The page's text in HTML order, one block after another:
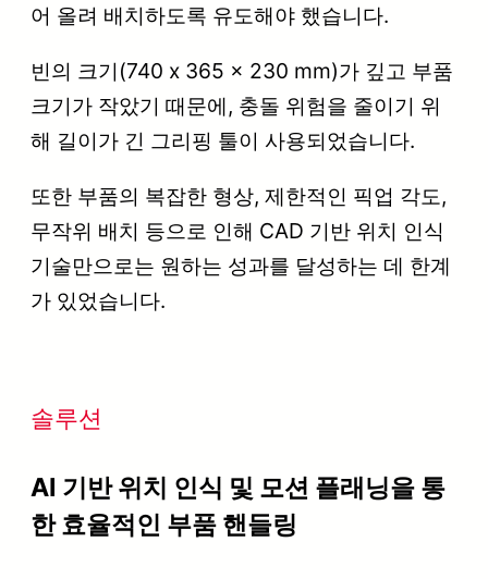
어 올려 배치하도록 유도해야 했습니다.
빈의 크기(740 x 365 x 230 mm)가 깊고 부품
크기가 작았기 때문에, 충돌 위험을 줄이기 위
해 길이가 긴 그리핑 툴이 사용되었습니다.
또한 부품의 복잡한 형상, 제한적인 픽업 각도,
무작위 배치 등으로 인해 CAD 기반 위치 인식
기술만으로는 원하는 성과를 달성하는 데 한계
가 있었습니다.
솔루션
AI 기반 위치 인식 및 모션 플래닝을 통
한 효율적인 부품 핸들링